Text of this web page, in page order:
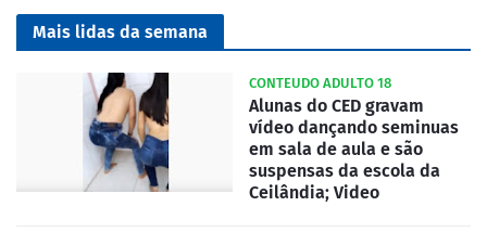
Mais lidas da semana
CONTEUDO ADULTO 18
Alunas do CED gravam
vídeo dançando seminuas
em sala de aula e são
suspensas da escola da
Ceilândia; Video